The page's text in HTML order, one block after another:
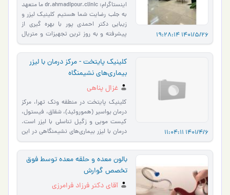
1401/5/26 19:28:14
اینستاگرام: dr.ahmadipour.clinic ما متعهد
به جلب رضایت شما هستیم کلینیک لیزر و
زیبایی دکتر احمدی پور با بهره گیری از
پیشرفته و به روز ترین تجهیزات و متریال
مصرفی با کیفیت آماد…
1401/4/6 11:04:11
کلینیک پایتخت - مرکز درمان با لیزر
بیماری‌های نشیمنگاه
غزال پناهی
کلینیک پایتخت در منطقه ونک تهرا، مرکز
درمان بواسیر (هموروئید)، شقاق، فیستول،
کیست مویی و زگیل تناسلی با لیزر است.
درمان با لیزر بیماری‌های نشیمنگاهی در این
مرکز بصور…
بالون معده و حلقه معده توسط فوق
تخصص گوارش
آقای دکتر فرزاد فرامرزی